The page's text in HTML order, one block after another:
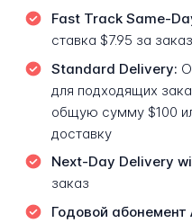
Fast Track Same-
ставка $7.95 за заказ
Standard Delivery:
для подходящих
общую сумму $100
доставку
Next-Day Delivery
заказ
Годовой абонемент